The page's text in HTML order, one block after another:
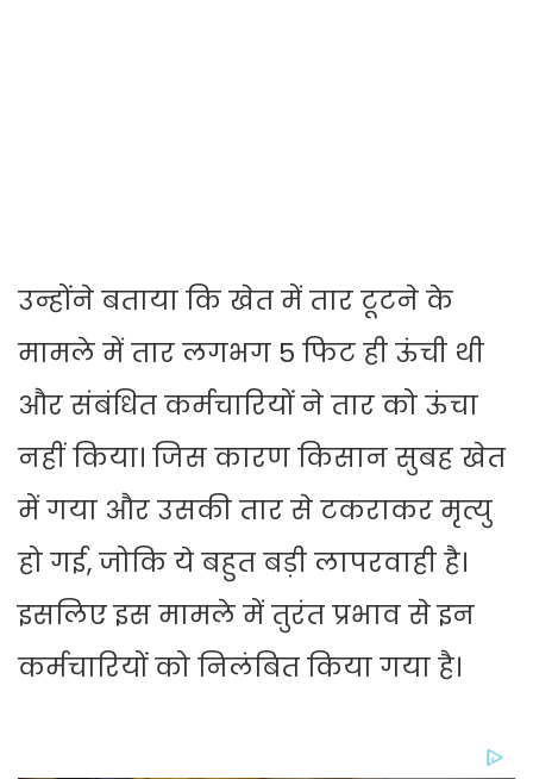
उन्होंने बताया कि खेत में तार टूटने के
मामले में तार लगभग 5 फिट ही ऊंची थी
और संबंधित कर्मचारियों ने तार को ऊंचा
नहीं किया। जिस कारण किसान सुबह खेत
में गया और उसकी तार से टकराकर मृत्यु
हो गई, जोकि ये बहुत बड़ी लापरवाही है।
इसलिए इस मामले में तुरंत प्रभाव से इन
कर्मचारियों को निलंबित किया गया है।